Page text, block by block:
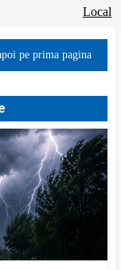
Local
pe prima pagina